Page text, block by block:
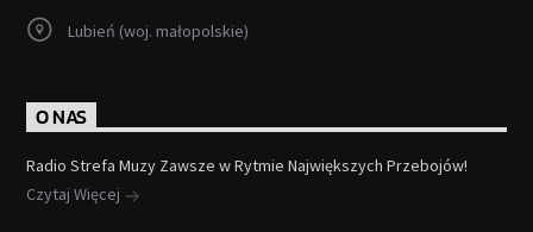
Lubień (woj. małopolskie)
O NAS
Radio Strefa Muzy Zawsze w Rytmie Największych Przebojów!
Czytaj Więcej